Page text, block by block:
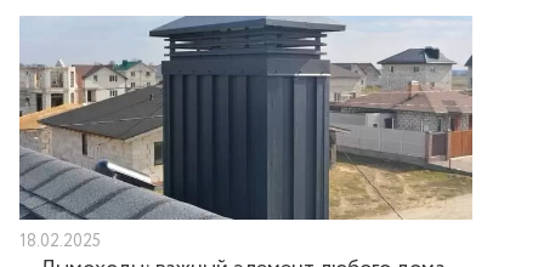
18.02.2025